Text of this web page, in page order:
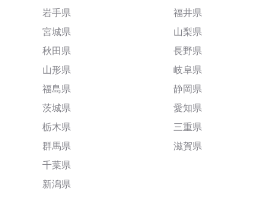
岩手県
宮城県
秋田県
山形県
福島県
茨城県
栃木県
群馬県
千葉県
新潟県
福井県
山梨県
長野県
岐阜県
静岡県
愛知県
三重県
滋賀県